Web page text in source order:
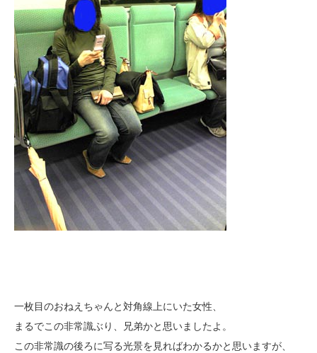
一枚目のおねえちゃんと対角線上にいた女性、
まるでこの非常識ぶり、兄弟かと思いましたよ。
この非常識の後ろに写る光景を見ればわかるかと思いますが、